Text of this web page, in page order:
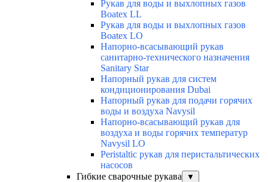
Рукав для воды и выхлопных газов
Boatex LL
Рукав для воды и выхлопных газов
Boatex LO
Напорно-всасывающий рукав
санитарно-технического назначения
Sanitary Star
Напорный рукав для систем
кондиционирования Dubai
Напорный рукав для подачи горячих
воды и воздуха Navysil
Напорно-всасывающий рукав для
воздуха и воды горячих температур
Navysil LO
Peristaltic рукав для перистальтических
насосов
Гибкие сварочные рукава
▼